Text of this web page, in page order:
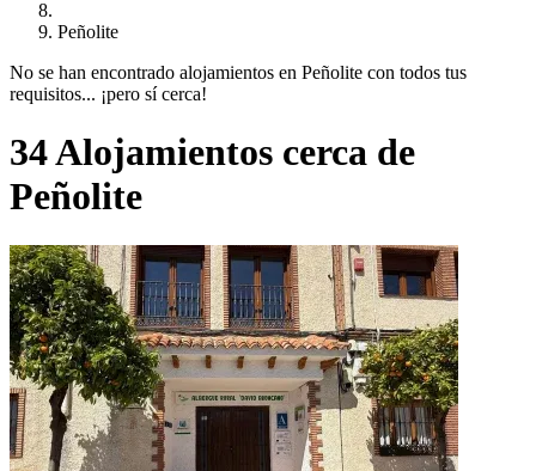
Peñolite
No se han encontrado alojamientos en Peñolite con todos tus
requisitos... ¡pero sí cerca!
34 Alojamientos cerca de
Peñolite